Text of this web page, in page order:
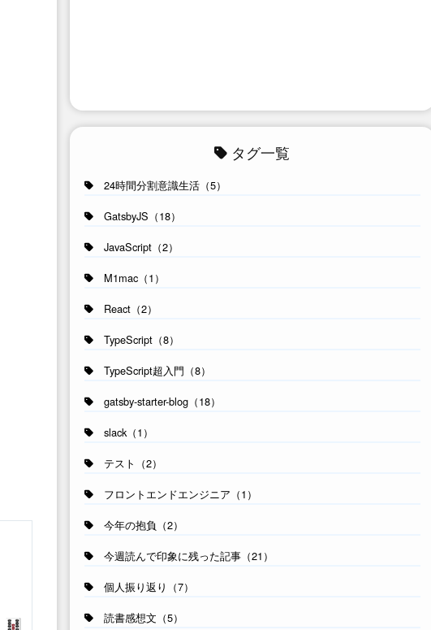
タグ一覧
24時間分割意識生活（5）
GatsbyJS（18）
JavaScript（2）
M1mac（1）
React（2）
TypeScript（8）
TypeScript超入門（8）
gatsby-starter-blog（18）
slack（1）
テスト（2）
フロントエンドエンジニア（1）
今年の抱負（2）
今週読んで印象に残った記事（21）
個人振り返り（7）
読書感想文（5）